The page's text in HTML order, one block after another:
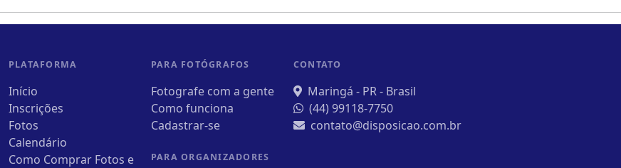
PLATAFORMA
Início
Inscrições
Fotos
Calendário
Como Comprar Fotos e
PARA FOTÓGRAFOS
Fotografe com a gente
Como funciona
Cadastrar-se
PARA ORGANIZADORES
CONTATO
Maringá - PR - Brasil
(44) 99118-7750
contato@disposicao.com.br